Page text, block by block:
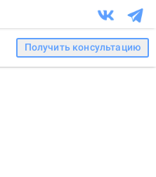
Получить консультацию